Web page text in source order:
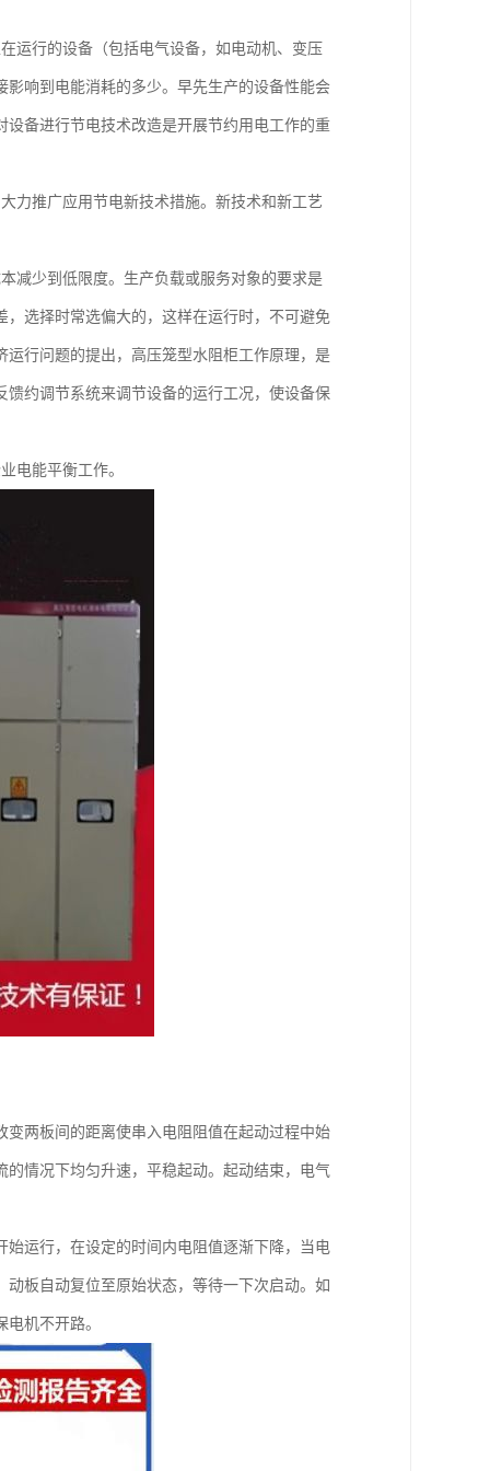
运行的设备（包括电气设备，如电动机、变压
响到电能消耗的多少。早先生产的设备性能会
备进行节电技术改造是开展节约用电工作的重
力推广应用节电新技术措施。新技术和新工艺
减少到低限度。生产负载或服务对象的要求是
选择时常选偏大的，这样在运行时，不可避免
行问题的提出，高压笼型水阻柜工作原理，是
约调节系统来调节设备的运行工况，使设备保
电能平衡工作。
两板间的距离使串入电阻阻值在起动过程中始
情况下均匀升速，平稳起动。起动结束，电气
运行，在设定的时间内电阻值逐渐下降，当电
板自动复位至原始状态，等待一下次启动。如
机不开路。